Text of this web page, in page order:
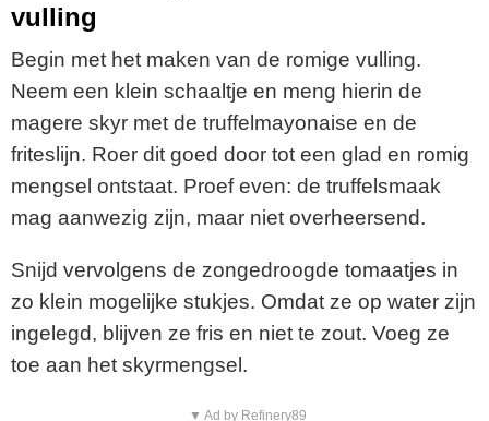
vulling
Begin met het maken van de romige vulling.
Neem een klein schaaltje en meng hierin de
magere skyr met de truffelmayonaise en de
friteslijn. Roer dit goed door tot een glad en romig
mengsel ontstaat. Proef even: de truffelsmaak
mag aanwezig zijn, maar niet overheersend.
Snijd vervolgens de zongedroogde tomaatjes in
zo klein mogelijke stukjes. Omdat ze op water zijn
ingelegd, blijven ze fris en niet te zout. Voeg ze
toe aan het skyrmengsel.
▼ Ad by Refinery89